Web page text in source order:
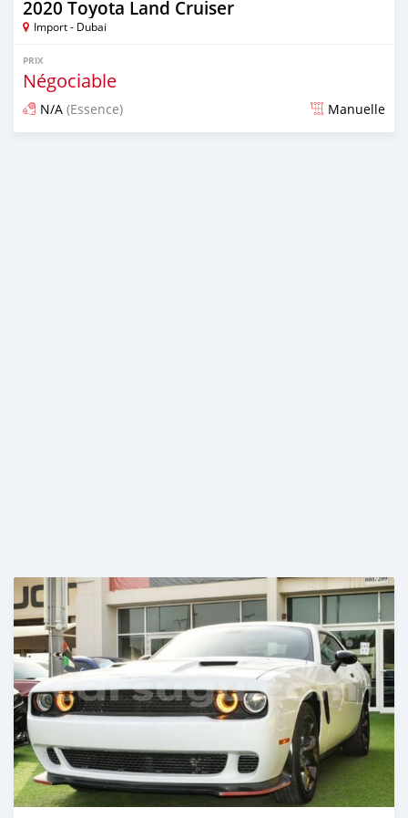
2020 Toyota Land Cruiser
Import - Dubai
PRIX
Négociable
N/A (Essence) Manuelle